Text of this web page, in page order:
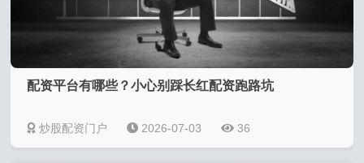
配资平台有哪些？小心别踩长红配资跑路坑
炒股配资门户 2026-07-03 36